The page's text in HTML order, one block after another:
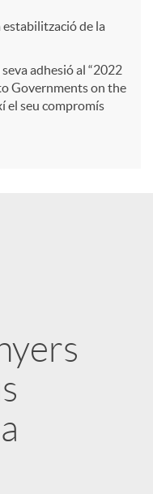
de la
adhesió al “2022
Governments on the
el seu compromís